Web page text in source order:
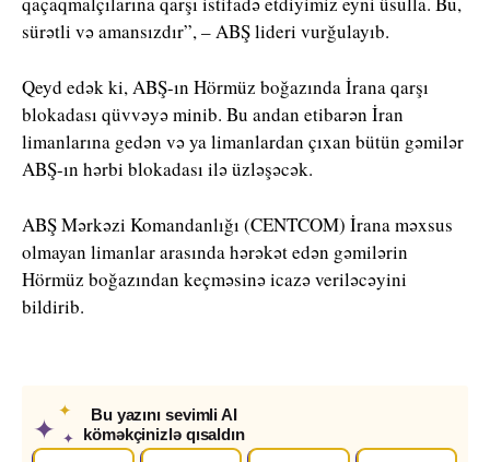
sürətli və amansızdır”, – ABŞ lideri vurğulayıb.
Qeyd edək ki, ABŞ-ın Hörmüz boğazında İrana qarşı
blokadası qüvvəyə minib. Bu andan etibarən İran
limanlarına gedən və ya limanlardan çıxan bütün gəmilər
ABŞ-ın hərbi blokadası ilə üzləşəcək.
ABŞ Mərkəzi Komandanlığı (CENTCOM) İrana məxsus
olmayan limanlar arasında hərəkət edən gəmilərin
Hörmüz boğazından keçməsinə icazə veriləcəyini
bildirib.
✦
✦
✦
Bu yazını sevimli AI
köməkçinizlə qısaldın